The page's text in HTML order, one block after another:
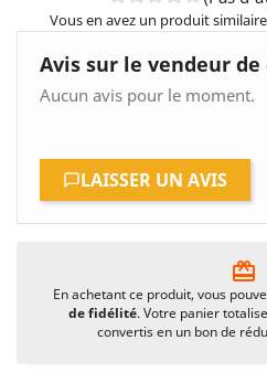
Vous en avez un produit
Avis sur le vendeur
Aucun avis pour le moment.
LAISSER UN AVIS
card_giftcard
En achetant ce produit, vous
de fidélité. Votre panier
convertis en un bon de